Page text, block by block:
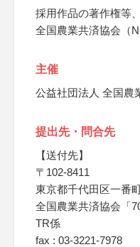
採用作品の著作権等
全国農業共済協会（
主催
公益社団法人 全国農
提出先・問合先
【送付先】
〒102-8411
東京都千代田区一番
全国農業共済協会「
TR係
fax : 03-3221-7978